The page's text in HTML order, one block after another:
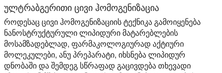
ულტრაბგერითი ცივი ჰომოგენიზაცია
როდესაც ცივი ჰომოგენიზაციის ტექნიკა გამოიყენება
ნანოსტრუქტურული ლიპიდური მატარებლების
მოსამზადებლად, ფარმაკოლოგიურად აქტიური
მოლეკულები, ანუ პრეპარატი, იხსნება ლიპიდურ
დნობაში და შემდეგ სწრაფად გაცივდება თხევადი